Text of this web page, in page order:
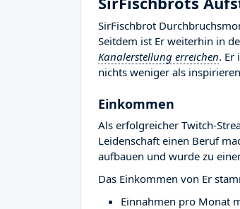
SirFischbrot
Seitdem ist Er weiterhin in
Kanalerstellung erreichen. Er
nichts weniger als
Einkommen
Als erfolgreicher Twitch-
Leidenschaft einen Beruf
aufbauen und wurde zu
Das Einkommen von Er
Einnahmen pro Monat